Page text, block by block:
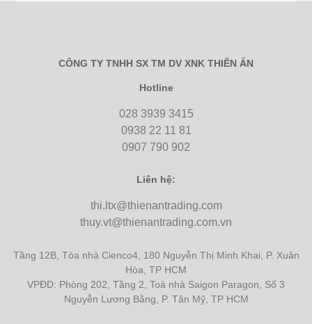
CÔNG TY TNHH SX TM DV XNK THIÊN ẤN
Hotline
028 3939 3415
0938 22 11 81
0907 790 902
Liên hệ:
thi.ltx@thienantrading.com
thuy.vt@thienantrading.com.vn
Tầng 12B, Tòa nhà Cienco4, 180 Nguyễn Thị Minh Khai, P. Xuân
Hòa, TP HCM
VPĐD: Phòng 202, Tầng 2, Toà nhà Saigon Paragon, Số 3
Nguyễn Lương Bằng, P. Tân Mỹ, TP HCM